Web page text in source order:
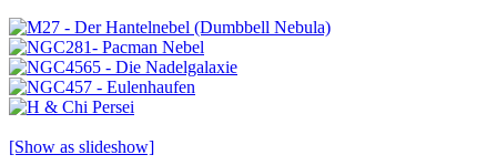
[Show as slideshow]